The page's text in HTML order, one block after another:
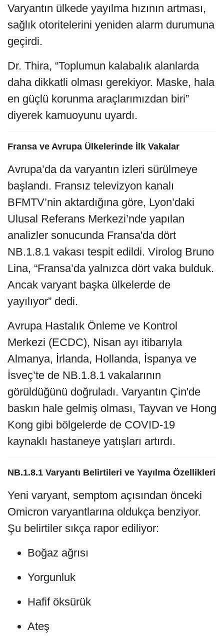
Varyantın ülkede yayılma hızının artması,
sağlık otoritelerini yeniden alarm durumuna
geçirdi.
Dr. Thira, “Toplumun kalabalık alanlarda
daha dikkatli olması gerekiyor. Maske, hala
en güçlü korunma araçlarımızdan biri”
diyerek kamuoyunu uyardı.
Fransa ve Avrupa Ülkelerinde İlk Vakalar
Avrupa’da da varyantın izleri sürülmeye
başlandı. Fransız televizyon kanalı
BFMTV’nin aktardığına göre, Lyon’daki
Ulusal Referans Merkezi’nde yapılan
analizler sonucunda Fransa'da dört
NB.1.8.1 vakası tespit edildi. Virolog Bruno
Lina, “Fransa’da yalnızca dört vaka bulduk.
Ancak varyant başka ülkelerde de
yayılıyor” dedi.
Avrupa Hastalık Önleme ve Kontrol
Merkezi (ECDC), Nisan ayı itibarıyla
Almanya, İrlanda, Hollanda, İspanya ve
İsveç’te de NB.1.8.1 vakalarının
görüldüğünü doğruladı. Varyantın Çin'de
baskın hale gelmiş olması, Tayvan ve Hong
Kong gibi bölgelerde de COVID-19
kaynaklı hastaneye yatışları artırdı.
NB.1.8.1 Varyantı Belirtileri ve Yayılma Özellikleri
Yeni varyant, semptom açısından önceki
Omicron varyantlarına oldukça benziyor.
Şu belirtiler sıkça rapor ediliyor:
Boğaz ağrısı
Yorgunluk
Hafif öksürük
Ateş